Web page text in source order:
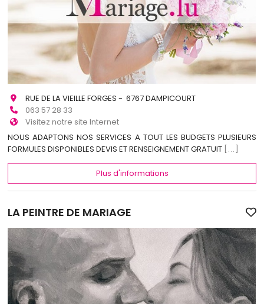
RUE DE LA VIEILLE FORGES - 6767 DAMPICOURT
063 57 28 33
Visitez notre site Internet
NOUS ADAPTONS NOS SERVICES A TOUT LES BUDGETS PLUSIEURS
FORMULES DISPONIBLES DEVIS ET RENSEIGNEMENT GRATUIT [...]
Plus d'informations
LA PEINTRE DE MARIAGE